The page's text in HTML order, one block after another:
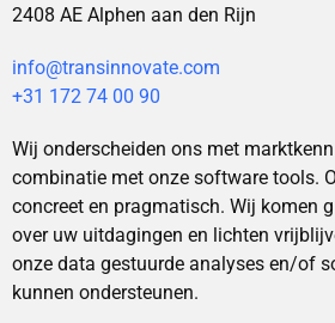
2408 AE Alphen aan den Rijn
info@transinnovate.com
+31 172 74 00 90
Wij onderscheiden ons met
combinatie met onze software tools.
concreet en pragmatisch. Wij komen
over uw uitdagingen en lichten
onze data gestuurde analyses en/of
kunnen ondersteunen.